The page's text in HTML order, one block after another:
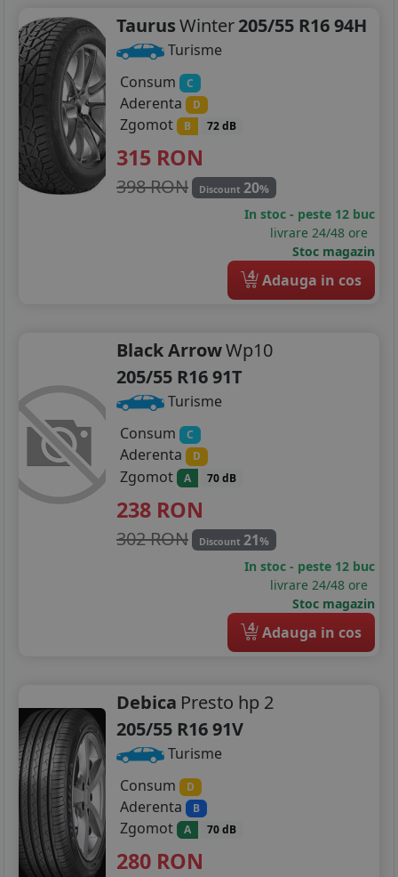
TaurusWinter205/55 R16 94H
Turisme
Consum
C
Aderenta D
Zgomot B 72 dB
315 RON
398 RON Discount 20%
In stoc - peste 12 buc
livrare 24/48 ore
Stoc magazin
4 Adauga in cos
Black ArrowWp10
205/55 R16 91T
Turisme
Consum
C
Aderenta D
Zgomot A 70 dB
238 RON
302 RON Discount 21%
In stoc - peste 12 buc
livrare 24/48 ore
Stoc magazin
4 Adauga in cos
Debica Presto hp 2
205/55 R16 91V
Turisme
Consum
D
Aderenta B
Zgomot A 70 dB
280 RON